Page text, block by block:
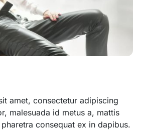
amet, consectetur adipiscing
malesuada id metus a, mattis
consequat ex in dapibus.